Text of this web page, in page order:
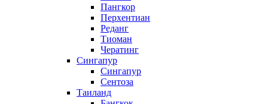
Пангкор
Перхентиан
Реданг
Тиоман
Чератинг
Сингапур
Сингапур
Сентоза
Таиланд